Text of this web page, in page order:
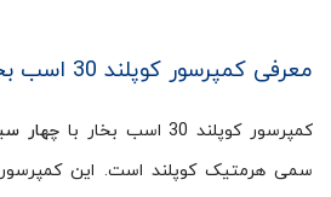
معرفی کمپرسور کوپلند 30 اسب بخار
کمپرسور کوپلند 30 اسب بخار با چهار
سمی هرمتیک کوپلند است. این